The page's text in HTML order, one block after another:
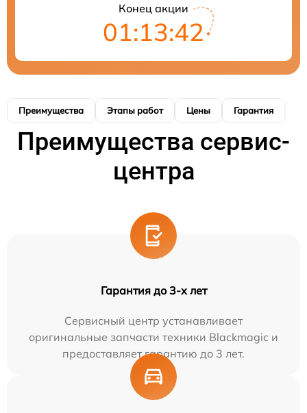
Конец акции
01:13:41
Преимущества Этапы работ Цены Гарантия
Преимущества сервис-
центра
Гарантия до 3-х лет
Сервисный центр устанавливает
оригинальные запчасти техники Blackmagic и
предоставляет гарантию до 3 лет.